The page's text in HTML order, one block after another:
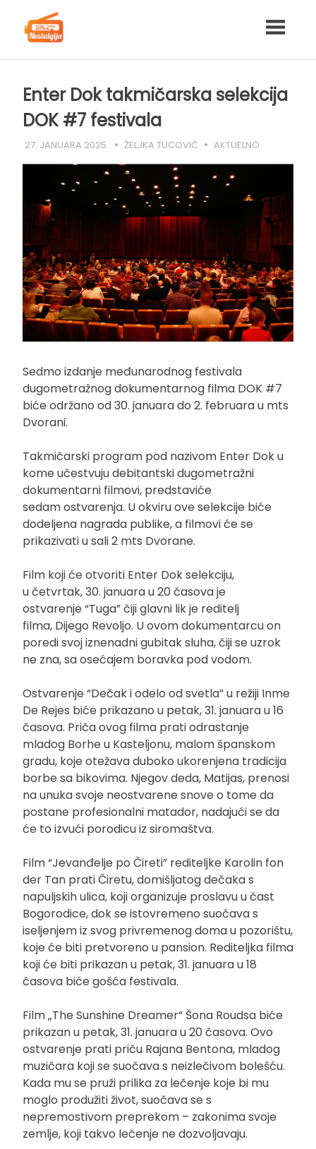
content
Enter Dok takmičarska selekcija
DOK #7 festivala
27. JANUARA 2025. ŽELJKA TUCOVIĆ AKTUELNO
Sedmo izdanje međunarodnog festivala
dugometražnog dokumentarnog filma DOK #7
biće održano od 30. januara do 2. februara u mts
Dvorani.
Takmičarski program pod nazivom Enter Dok u
kome učestvuju debitantski dugometražni
dokumentarni filmovi, predstaviće
sedam ostvarenja. U okviru ove selekcije biće
dodeljena nagrada publike, a filmovi će se
prikazivati u sali 2 mts Dvorane.
Film koji će otvoriti Enter Dok selekciju,
u četvrtak, 30. januara u 20 časova je
ostvarenje “Tuga” čiji glavni lik je reditelj
filma, Dijego Revoljo. U ovom dokumentarcu on
poredi svoj iznenadni gubitak sluha, čiji se uzrok
ne zna, sa osećajem boravka pod vodom.
Ostvarenje “Dečak i odelo od svetla” u režiji Inme
De Rejes biće prikazano u petak, 31. januara u 16
časova. Priča ovog filma prati odrastanje
mladog Borhe u Kasteljonu, malom španskom
gradu, koje otežava duboko ukorenjena tradicija
borbe sa bikovima. Njegov deda, Matijas, prenosi
na unuka svoje neostvarene snove o tome da
postane profesionalni matador, nadajući se da
će to izvući porodicu iz siromaštva.
Film “Jevanđelje po Čireti” rediteljke Karolin fon
der Tan prati Čiretu, domišljatog dečaka s
napuljskih ulica, koji organizuje proslavu u čast
Bogorodice, dok se istovremeno suočava s
iseljenjem iz svog privremenog doma u pozorištu,
koje će biti pretvoreno u pansion. Rediteljka filma
koji će biti prikazan u petak, 31. januara u 18
časova biće gošća festivala.
Film „The Sunshine Dreamer“ Šona Roudsa biće
prikazan u petak, 31. januara u 20 časova. Ovo
ostvarenje prati priču Rajana Bentona, mladog
muzičara koji se suočava s neizlečivom bolešću.
Kada mu se pruži prilika za lečenje koje bi mu
moglo produžiti život, suočava se s
nepremostivom preprekom – zakonima svoje
zemlje, koji takvo lečenje ne dozvoljavaju.